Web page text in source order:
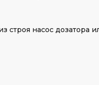
насос дозатора